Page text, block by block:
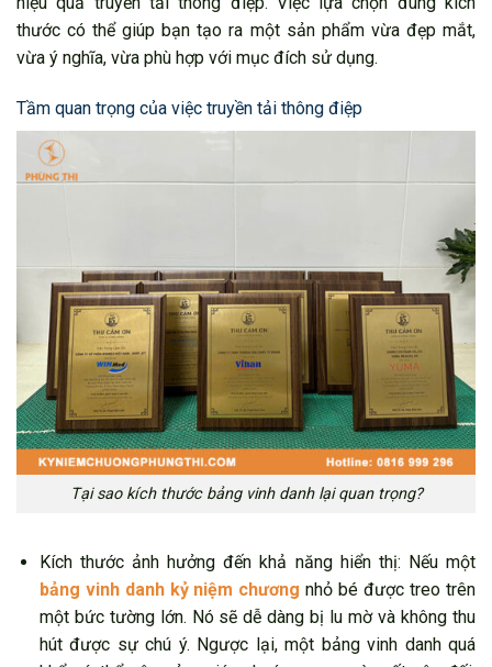
thước có thể giúp bạn tạo ra một sản phẩm vừa đẹp mắt,
vừa ý nghĩa, vừa phù hợp với mục đích sử dụng.
Tầm quan trọng của việc truyền tải thông điệp
Tại sao kích thước bảng vinh danh lại quan trọng?
Kích thước ảnh hưởng đến khả năng hiển thị: Nếu một
bảng vinh danh kỷ niệm chương nhỏ bé được treo trên
một bức tường lớn. Nó sẽ dễ dàng bị lu mờ và không thu
hút được sự chú ý. Ngược lại, một bảng vinh danh quá